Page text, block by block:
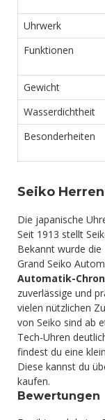
Uhrwerk
Funktionen
Gewicht
Wasserdichtheit
Besonderheiten
Seiko
Die japanische
Seit 1913 stellt
Bekannt wurde
Grand Seiko
Automatik-
zuverlässige und
vielen nützlichen
von Seiko sind ab
Tech-Uhren
findest du eine
Diese kannst du
kaufen.
Bewertungen